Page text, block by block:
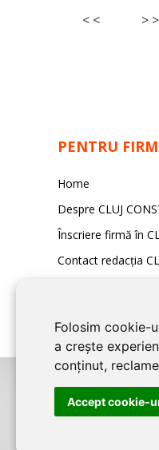
Folosim cookie-
a crește
conținut,
Accept cookie-
< < > >
PENTRU
Home
Despre CLUJ
Înscriere firmă în
Contact redacția
©2026 CLUJ CONSTRUCT